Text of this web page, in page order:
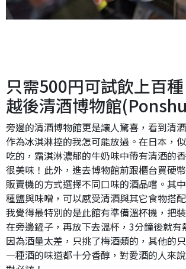
只需500円可試飲上百
越後清酒博物館
旁邊的清酒博物館更是讓人驚喜，看到清
作為冰淇淋控的我怎可能放過。在日本，
吃的，霜淇淋濃郁的牛奶味中帶有清酒的
很美味！此外，進去博物館前跟櫃台買硬
販賣機的方式選擇不同口味的酒品嚐。其
種鹽與味噌，可以感受清酒與其它食物搭
我覺得最特別的是此館有準備溫杯機，把
在旁邊鏟子，再放下去溫杯，3分鐘後就有
因為酒量太差，只挑了梅酒類的，其他的
一種酒的味道都十分香醇，對愛酒的人來